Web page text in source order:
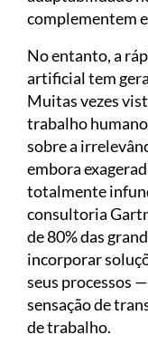
complementem
No entanto, a
artificial tem
Muitas vezes
trabalho
sobre a
embora
totalmente
consultoria
de 80% das
incorporar
seus processos
sensação de
de trabalho.